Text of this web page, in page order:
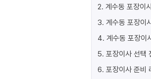
2. 계수동 포장이
3. 계수동 포장이
4. 계수동 포장이
5. 포장이사 선택
6. 포장이사 준비